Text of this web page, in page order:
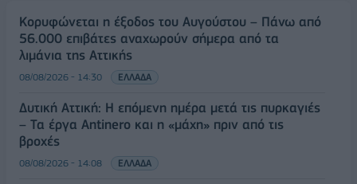
Κορυφώνεται η έξοδος του Αυγούστου – Πάνω από
56.000 επιβάτες αναχωρούν σήμερα από τα
λιμάνια της Αττικής
08/08/2026 - 14:30 ΕΛΛΑΔΑ
Δυτική Αττική: Η επόμενη ημέρα μετά τις πυρκαγιές
– Τα έργα Antinero και η «μάχη» πριν από τις
βροχές
08/08/2026 - 14:08 ΕΛΛΑΔΑ